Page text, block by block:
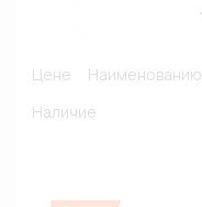
Цене Наименованию
Наличие